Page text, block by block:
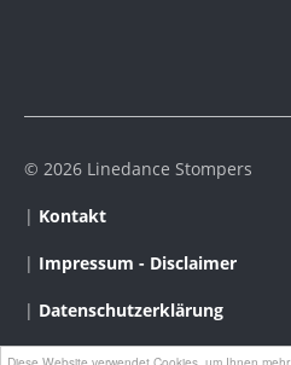
© 2026 Linedance Stompers
| Kontakt
| Impressum - Disclaimer
| Datenschutzerklärung